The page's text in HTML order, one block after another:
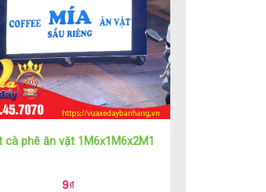
cà phê ăn vặt 1M6x1M6x2M1
9₫